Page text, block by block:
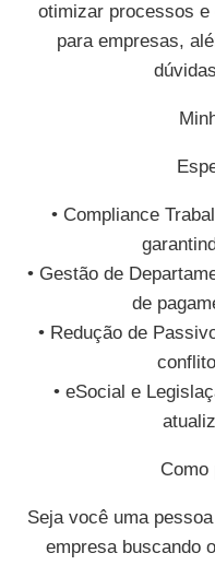
otimizar processos e
para empresas,
• Compliance
• Gestão de
de
• Redução de
• eSocial e
Como
Seja você uma
empresa buscando